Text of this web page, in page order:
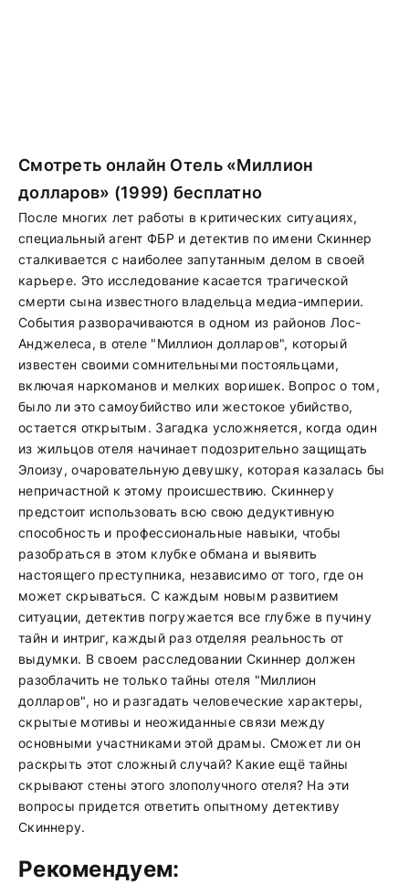
Смотреть онлайн Отель «Миллион
долларов» (1999) бесплатно
После многих лет работы в критических ситуациях,
специальный агент ФБР и детектив по имени Скиннер
сталкивается с наиболее запутанным делом в своей
карьере. Это исследование касается трагической
смерти сына известного владельца медиа-империи.
События разворачиваются в одном из районов Лос-
Анджелеса, в отеле "Миллион долларов", который
известен своими сомнительными постояльцами,
включая наркоманов и мелких воришек. Вопрос о том,
было ли это самоубийство или жестокое убийство,
остается открытым. Загадка усложняется, когда один
из жильцов отеля начинает подозрительно защищать
Элоизу, очаровательную девушку, которая казалась бы
непричастной к этому происшествию. Скиннеру
предстоит использовать всю свою дедуктивную
способность и профессиональные навыки, чтобы
разобраться в этом клубке обмана и выявить
настоящего преступника, независимо от того, где он
может скрываться. С каждым новым развитием
ситуации, детектив погружается все глубже в пучину
тайн и интриг, каждый раз отделяя реальность от
выдумки. В своем расследовании Скиннер должен
разоблачить не только тайны отеля "Миллион
долларов", но и разгадать человеческие характеры,
скрытые мотивы и неожиданные связи между
основными участниками этой драмы. Сможет ли он
раскрыть этот сложный случай? Какие ещё тайны
скрывают стены этого злополучного отеля? На эти
вопросы придется ответить опытному детективу
Скиннеру.
Рекомендуем: